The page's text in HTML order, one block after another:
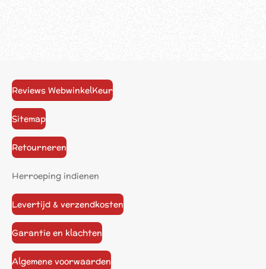
Reviews WebwinkelKeur
Sitemap
Retourneren
Herroeping indienen
Levertijd & verzendkosten
Garantie en klachten
Algemene voorwaarden